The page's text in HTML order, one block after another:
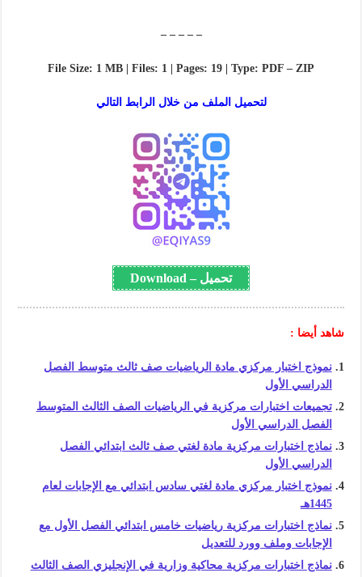
– – – – –
File Size: 1 MB | Files: 1 | Pages: 19 | Type: PDF – ZIP
لتحميل الملف من خلال الرابط التالي
تحميل – Download
شاهد أيضا :
نموذج اختبار مركزي مادة الرياضيات صف ثالث متوسط الفصل
الدراسي الأول
تجميعات اختبارات مركزية في الرياضيات الصف الثالث المتوسط
الفصل الدراسي الأول
نماذج اختبارات مركزية مادة لغتي صف ثالث ابتدائي الفصل
الدراسي الأول
نموذج اختبار مركزي مادة لغتي سادس ابتدائي مع الإجابات لعام
1445هـ
نماذج اختبارات مركزية رياضيات خامس ابتدائي الفصل الأول مع
الإجابات وملف وورد للتعديل
نماذج اختبارات مركزية محاكية وزارية في الإنجليزي الصف الثالث